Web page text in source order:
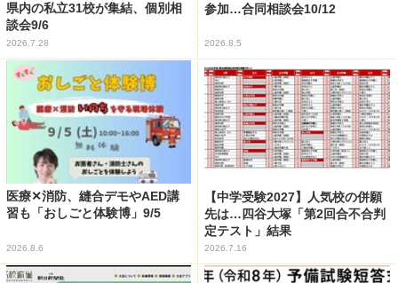
県内の私立31校が集結、個別相
談会9/6
2026.7.28
参加…合同相談会10/12
2026.8.5
医療✕消防、縫合デモやAED講
習も「おしごと体験博」9/5
2026.8.6
【中学受験2027】人気校の併願
先は…四谷大塚「第2回合不合判
定テスト」結果
2026.7.16